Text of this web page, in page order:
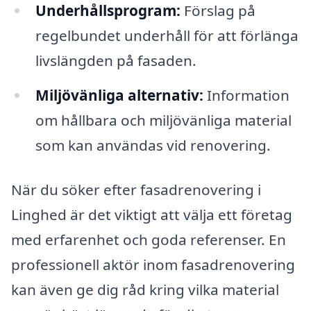
Underhållsprogram: Förslag på
regelbundet underhåll för att förlänga
livslängden på fasaden.
Miljövänliga alternativ: Information
om hållbara och miljövänliga material
som kan användas vid renovering.
När du söker efter fasadrenovering i
Linghed är det viktigt att välja ett företag
med erfarenhet och goda referenser. En
professionell aktör inom fasadrenovering
kan även ge dig råd kring vilka material